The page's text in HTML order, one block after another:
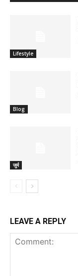
Lifestyle
Blog
जुर्म
LEAVE A REPLY